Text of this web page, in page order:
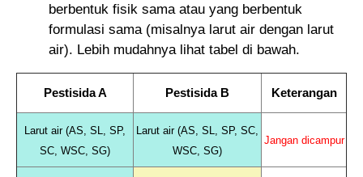
berbentuk fisik sama atau yang berbentuk
formulasi sama (misalnya larut air dengan larut
air). Lebih mudahnya lihat tabel di bawah.
Pestisida A Pestisida B Keterangan
Larut air (AS, SL, SP,
SC, WSC, SG)
Larut air (AS, SL, SP, SC,
WSC, SG)
Jangan dicampur